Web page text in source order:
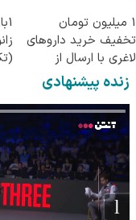
1 میلیون تومان
تخفیف خرید داروهای
لاغری با ارسال از
داروخانه و پک یخ!
زنده پیشنهادی